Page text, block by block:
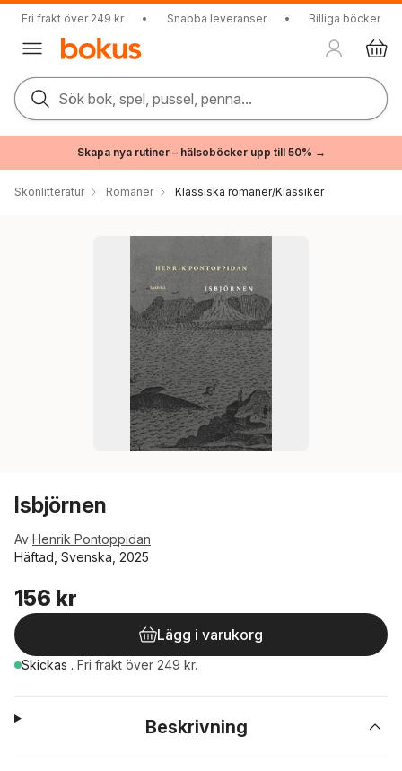
Fri frakt över 249 kr • Snabba leveranser • Billiga böcker
Sök bok, spel, pussel, penna...
Skapa nya rutiner – hälsoböcker upp till 50% →
Skönlitteratur Romaner Klassiska romaner/Klassiker
Isbjörnen
Av Henrik Pontoppidan
Häftad, Svenska, 2025
156 kr
Lägg i varukorg
Skickas . Fri frakt över 249 kr.
Beskrivning